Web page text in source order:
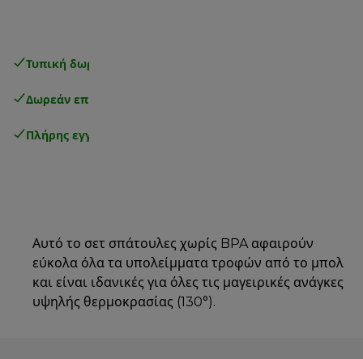
Τυπική δωρεάν παράδοση
Δωρεάν επιστροφές
Πλήρης εγγύηση κατασκευαστή
Αυτό το σετ σπάτουλες χωρίς BPA αφαιρούν
εύκολα όλα τα υπολείμματα τροφών από το μπολ
και είναι ιδανικές για όλες τις μαγειρικές ανάγκες
υψηλής θερμοκρασίας (130°).